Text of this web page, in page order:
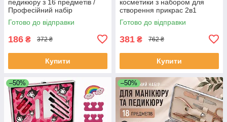
педикюру з 16 предметів /
Професійний набір
інструментів 16 в 1 з
нержавіючої сталі у футлярі
Готово до відправки
186 ₴ 372 ₴
Купити
косметики з набором для
створення прикрас 2в1
MakeUp Набір для дівчаток
BC-25
Готово до відправки
381 ₴ 762 ₴
Купити
–50% –50%